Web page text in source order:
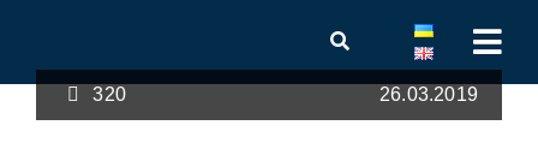
320 26.03.2019